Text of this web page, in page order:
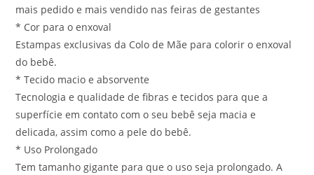
mais pedido e mais vendido nas feiras de gestantes
* Cor para o enxoval
Estampas exclusivas da Colo de Mãe para colorir o enxoval
do bebê.
* Tecido macio e absorvente
Tecnologia e qualidade de fibras e tecidos para que a
superfície em contato com o seu bebê seja macia e
delicada, assim como a pele do bebê.
* Uso Prolongado
Tem tamanho gigante para que o uso seja prolongado. A